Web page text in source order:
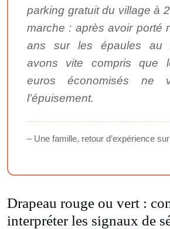
parking gratuit du village à
marche : après avoir porté
ans sur les épaules au
avons vite compris que
euros économisés ne
l’épuisement.
– Une famille, retour d’expérience
Drapeau rouge ou vert :
interpréter les signaux de